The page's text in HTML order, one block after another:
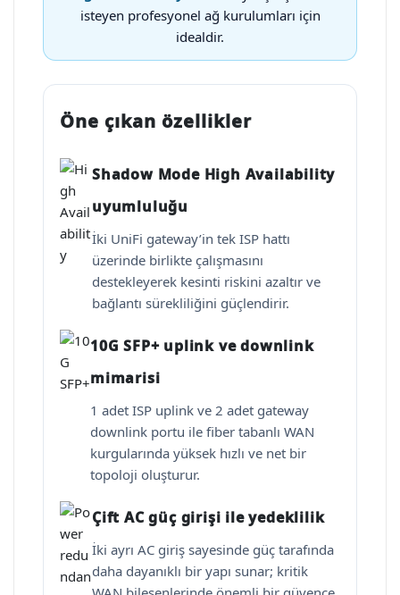
isteyen profesyonel ağ kurulumları için
idealdir.
Öne çıkan özellikler
Shadow Mode High Availability
uyumluluğu
İki UniFi gateway’in tek ISP hattı
üzerinde birlikte çalışmasını
destekleyerek kesinti riskini azaltır ve
bağlantı sürekliliğini güçlendirir.
10G SFP+ uplink ve downlink
mimarisi
1 adet ISP uplink ve 2 adet gateway
downlink portu ile fiber tabanlı WAN
kurgularında yüksek hızlı ve net bir
topoloji oluşturur.
Çift AC güç girişi ile yedeklilik
İki ayrı AC giriş sayesinde güç tarafında
daha dayanıklı bir yapı sunar; kritik